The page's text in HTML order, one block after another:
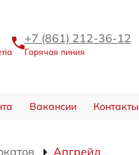
+7 (861) 212-36-12
Горячая линия
Вакансии Контакты
Апгрейд